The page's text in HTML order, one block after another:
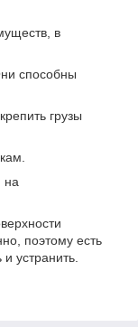
в
способны
грузы
на
поэтому есть
устранить.